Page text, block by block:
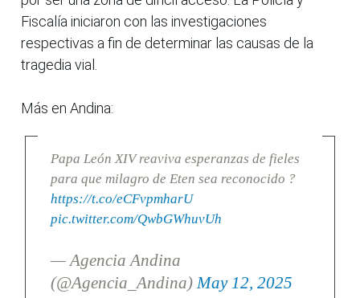
Fiscalía iniciaron con las investigaciones
respectivas a fin de determinar las causas de la
tragedia vial.
Más en Andina:
Papa León XIV reaviva esperanzas de fieles
para que milagro de Eten sea reconocido ?
https://t.co/eCFvpmharU
pic.twitter.com/QwbGWhuvUh
— Agencia Andina
(@Agencia_Andina) May 12, 2025